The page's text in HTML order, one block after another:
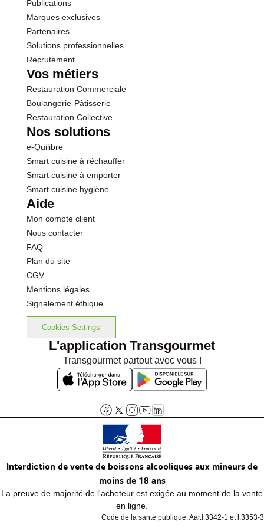
Publications
Marques exclusives
Partenaires
Solutions professionnelles
Recrutement
Vos métiers
Restauration Commerciale
Boulangerie-Pâtisserie
Restauration Collective
Nos solutions
e-Quilibre
Smart cuisine à réchauffer
Smart cuisine à emporter
Smart cuisine hygiène
Aide
Mon compte client
Nous contacter
FAQ
Plan du site
CGV
Mentions légales
Signalement éthique
Cookies Settings
L'application Transgourmet
Transgourmet partout avec vous !
Interdiction de vente de boissons alcooliques aux mineurs de
moins de 18 ans
La preuve de majorité de l'acheteur est exigée au moment de la vente
en ligne.
Code de la santé publique, Aar.l.3342-1 et l.3353-3